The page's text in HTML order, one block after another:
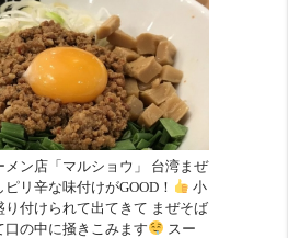
こ 12 点
てます。
ゃ良い！！ 20 点
ゃ良い！！ 20 点
良い！！ 20 点
メン店「マルショウ」 台湾まぜ
リ辛な味付けがGOOD！
小
り付けられて出てきて まぜそば
の中に掻きこみます
スー